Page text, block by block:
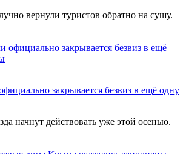
вернули туристов обратно на сушу.
закрывается безвиз в ещё одну
начнут действовать уже этой осенью.